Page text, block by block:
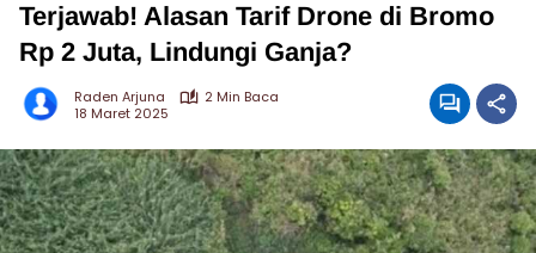
Terjawab! Alasan Tarif Drone di Bromo
Rp 2 Juta, Lindungi Ganja?
Raden Arjuna
2 Min Baca
18 Maret 2025